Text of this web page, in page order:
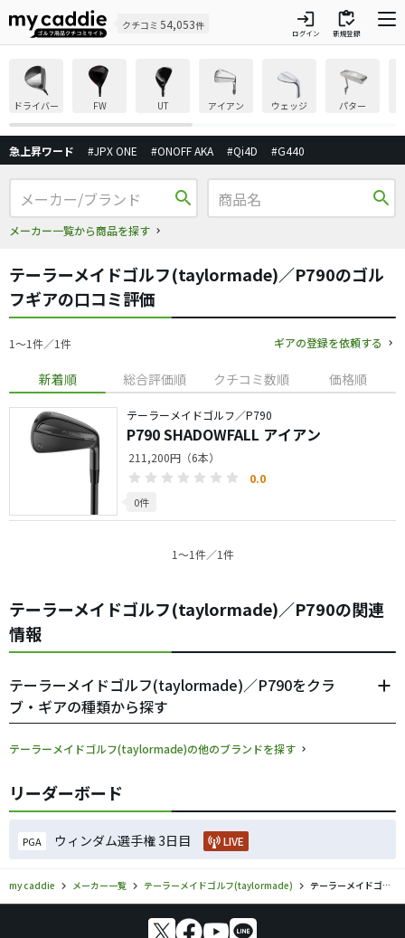
クチコミ 54,053件 login
ログイン
inventory
新規登録
ドライバー FW UT アイアン ウェッジ パター
急上昇ワード #JPX ONE #ONOFF AKA #Qi4D #G440
search
メーカー一覧から商品を探す
search
テーラーメイドゴルフ(taylormade)／P790のゴル
フギアの口コミ評価
1〜1件／1件 ギアの登録を依頼する
新着順 総合評価順 クチコミ数順 価格順
テーラーメイドゴルフ／P790
P790 SHADOWFALL アイアン
211,200円（6本）
0.0
0件
1〜1件／1件
テーラーメイドゴルフ(taylormade)／P790の関連
情報
テーラーメイドゴルフ(taylormade)／P790をクラ
ブ・ギアの種類から探す
テーラーメイドゴルフ(taylormade)の他のブランドを探す
リーダーボード
PGA ウィンダム選手権 3日目 LIVE
my caddie メーカー一覧 テーラーメイドゴルフ(taylormade) テーラーメイドゴルフ(taylormade)／P790のゴルフギアの口コミ評価